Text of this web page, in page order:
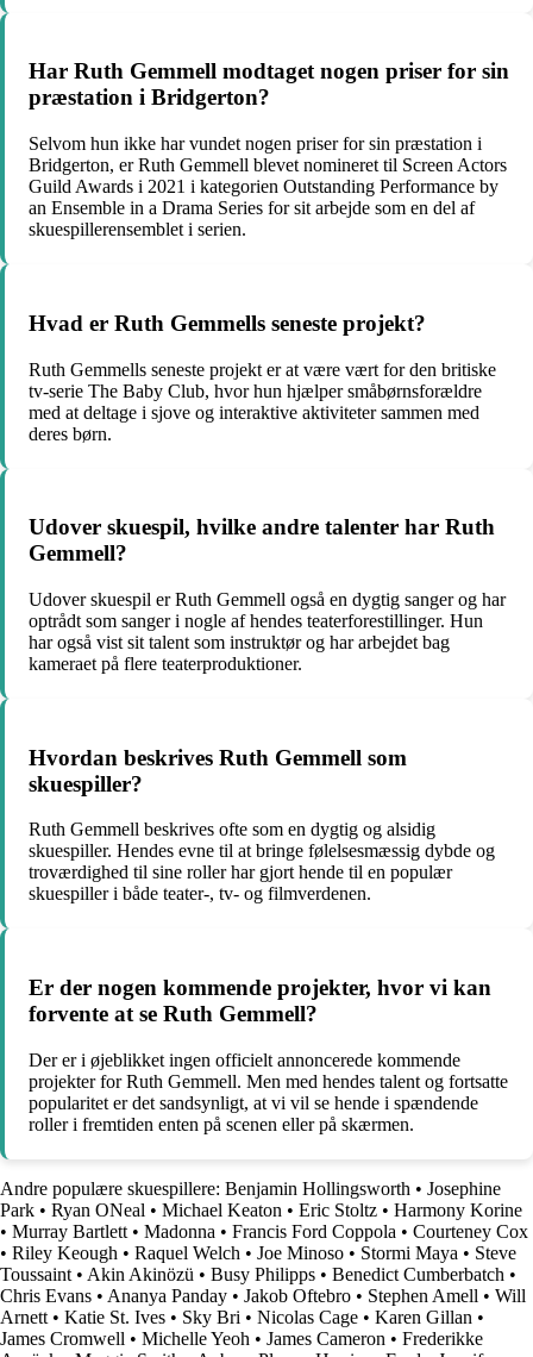
Har Ruth Gemmell modtaget nogen priser for sin
præstation i Bridgerton?
Selvom hun ikke har vundet nogen priser for sin præstation i
Bridgerton, er Ruth Gemmell blevet nomineret til Screen Actors
Guild Awards i 2021 i kategorien Outstanding Performance by
an Ensemble in a Drama Series for sit arbejde som en del af
skuespillerensemblet i serien.
Hvad er Ruth Gemmells seneste projekt?
Ruth Gemmells seneste projekt er at være vært for den britiske
tv-serie The Baby Club, hvor hun hjælper småbørnsforældre
med at deltage i sjove og interaktive aktiviteter sammen med
deres børn.
Udover skuespil, hvilke andre talenter har Ruth
Gemmell?
Udover skuespil er Ruth Gemmell også en dygtig sanger og har
optrådt som sanger i nogle af hendes teaterforestillinger. Hun
har også vist sit talent som instruktør og har arbejdet bag
kameraet på flere teaterproduktioner.
Hvordan beskrives Ruth Gemmell som
skuespiller?
Ruth Gemmell beskrives ofte som en dygtig og alsidig
skuespiller. Hendes evne til at bringe følelsesmæssig dybde og
troværdighed til sine roller har gjort hende til en populær
skuespiller i både teater-, tv- og filmverdenen.
Er der nogen kommende projekter, hvor vi kan
forvente at se Ruth Gemmell?
Der er i øjeblikket ingen officielt annoncerede kommende
projekter for Ruth Gemmell. Men med hendes talent og fortsatte
popularitet er det sandsynligt, at vi vil se hende i spændende
roller i fremtiden enten på scenen eller på skærmen.
Andre populære skuespillere: Benjamin Hollingsworth • Josephine
Park • Ryan ONeal • Michael Keaton • Eric Stoltz • Harmony Korine
• Murray Bartlett • Madonna • Francis Ford Coppola • Courteney Cox
• Riley Keough • Raquel Welch • Joe Minoso • Stormi Maya • Steve
Toussaint • Akin Akinözü • Busy Philipps • Benedict Cumberbatch •
Chris Evans • Ananya Panday • Jakob Oftebro • Stephen Amell • Will
Arnett • Katie St. Ives • Sky Bri • Nicolas Cage • Karen Gillan •
James Cromwell • Michelle Yeoh • James Cameron • Frederikke